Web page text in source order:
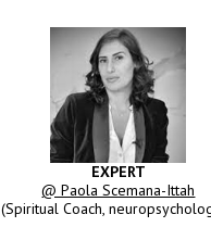
EXPERT
@ Paola Scemana-Ittah
(Spiritual Coach,